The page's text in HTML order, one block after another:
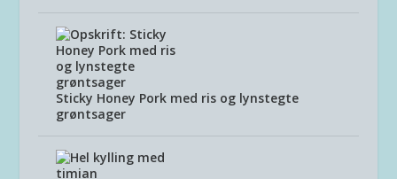
Sticky Honey Pork med ris og lynstegte
grøntsager